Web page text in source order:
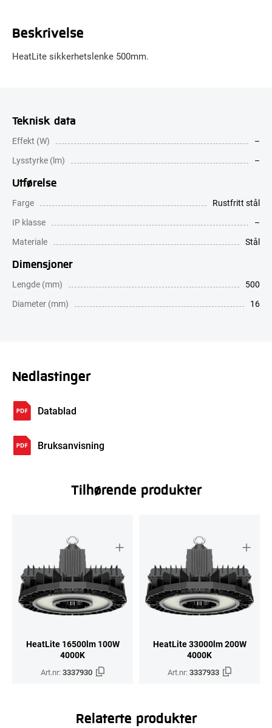
Beskrivelse
HeatLite sikkerhetslenke 500mm.
Teknisk data
Effekt (W)
–
Lysstyrke (lm)
–
Utførelse
Farge
Rustfritt stål
IP klasse
–
Materiale
Stål
Dimensjoner
Lengde (mm)
500
Diameter (mm)
16
Nedlastinger
Datablad
Bruksanvisning
Tilhørende produkter
HeatLite 16500lm 100W
4000K
Art.nr:3337930
HeatLite 33000lm 200W
4000K
Art.nr:3337933
Relaterte produkter